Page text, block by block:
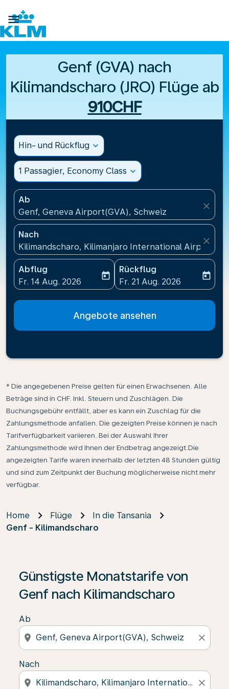

Genf (GVA) nach
Kilimandscharo (JRO) Flüge ab
910CHF
Hin- und Rückflug expand_more
1 Passagier, Economy Class expand_more
Ab
Genf, Geneva Airport(GVA), Schweiz
close
Nach
Kilimandscharo, Kilimanjaro International
close
Abflug
fc-booking-departure-date-aria-label
Fr. 14 Aug. 2026
today
Rückflug
fc-booking-return-date-
Fr. 21 Aug. 2026
today
Angebote ansehen
* Die angegebenen Preise gelten für einen Erwachsenen. Alle
Beträge sind in CHF. Inkl. Steuern und Zuschlägen. Die
Buchungsgebühr entfällt, aber es kann ein Zuschlag für die
Zahlungsmethode anfallen. Die gezeigten Preise können je nach
Tarifverfügbarkeit variieren. Bei der Auswahl Ihrer
Zahlungsmethode wird Ihnen der Endbetrag angezeigt.Die
angezeigten Tarife waren innerhalb der letzten 48 Stunden gültig
und sind zum Zeitpunkt der Buchung möglicherweise nicht mehr
verfügbar.
Home Flüge
In die Tansania
Genf - Kilimandscharo
Günstigste Monatstarife von
Genf nach Kilimandscharo
Ab
location_on close
Nach
location_on close